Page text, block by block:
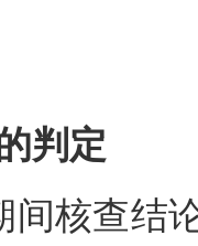
判定
间核查结